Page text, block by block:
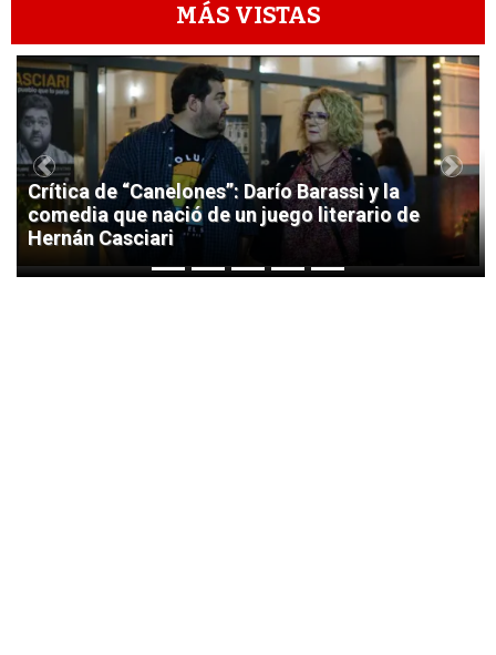
MÁS VISTAS
1
Crítica de “Canelones”: Darío Barassi y la
comedia que nació de un juego literario de
Hernán Casciari
Previous Next